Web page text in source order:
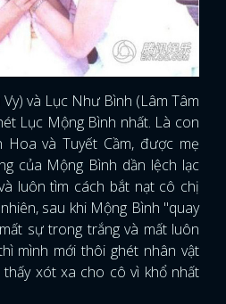
và Lục Như Bình (Lâm Tâm
Lục Mộng Bình nhất. Là con
Hoa và Tuyết Cầm, được mẹ
của Mộng Bình dần lệch lạc
luôn tìm cách bắt nạt cô chị
sau khi Mộng Bình "quay
sự trong trắng và mất luôn
mình mới thôi ghét nhân vật
thấy xót xa cho cô vì khổ nhất